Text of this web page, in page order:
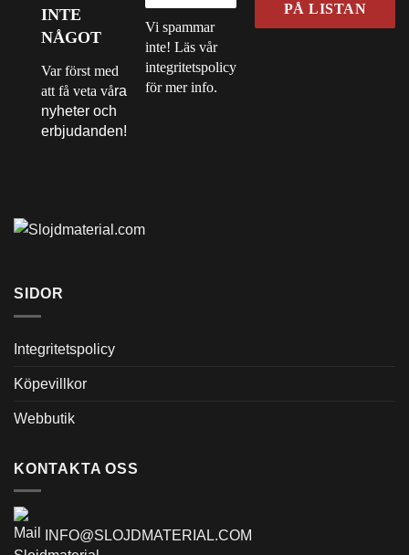
INTE
NÅGOT
Var först med
att få veta våra
nyheter och
erbjudanden!
Vi spammar
inte! Läs vår
integritetspolicy
för mer info.
SIDOR
Integritetspolicy
Köpevillkor
Webbutik
KONTAKTA OSS
INFO@SLOJDMATERIAL.COM